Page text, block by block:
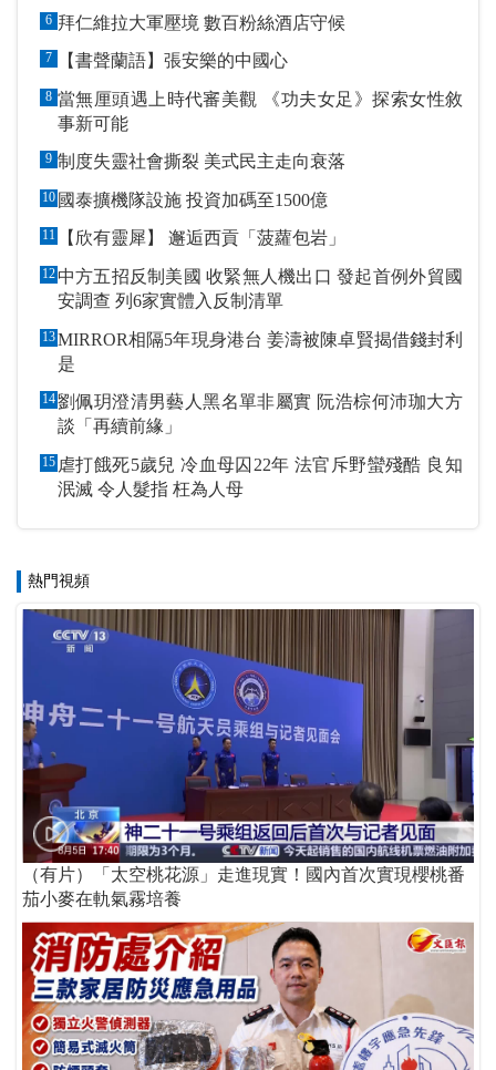
6 拜仁維拉大軍壓境 數百粉絲酒店守候
7 【書聲蘭語】張安樂的中國心
8 當無厘頭遇上時代審美觀 《功夫女足》探索女性敘
事新可能
9 制度失靈社會撕裂 美式民主走向衰落
10 國泰擴機隊設施 投資加碼至1500億
11 【欣有靈犀】 邂逅西貢「菠蘿包岩」
12 中方五招反制美國 收緊無人機出口 發起首例外貿國
安調查 列6家實體入反制清單
13MIRROR相隔5年現身港台 姜濤被陳卓賢揭借錢封利
是
14劉佩玥澄清男藝人黑名單非屬實 阮浩棕何沛珈大方
談「再續前緣」
15 虐打餓死5歲兒 冷血母囚22年 法官斥野蠻殘酷 良知
泯滅 令人髮指 枉為人母
熱門視頻
（有片）「太空桃花源」走進現實！國內首次實現櫻桃番
茄小麥在軌氣霧培養